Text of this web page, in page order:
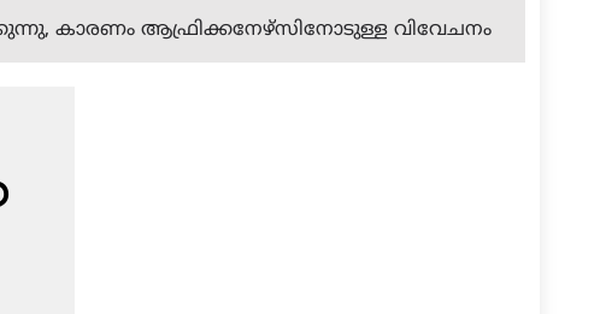
കാരണം ആഫ്രിക്കനേഴ്‌സിനോടുള്ള വിവേചനം